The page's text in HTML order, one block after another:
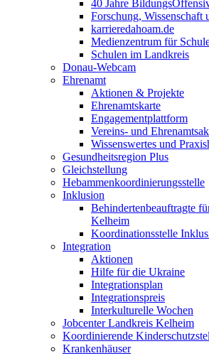
40 Jahre
Forschung, Wissenschaft
karrieredahoam.de
Medienzentrum für
Schulen im Landkreis
Donau-Webcam
Ehrenamt
Aktionen & Projekte
Ehrenamtskarte
Engagementplattform
Vereins- und
Wissenswertes und
Gesundheitsregion Plus
Gleichstellung
Hebammenkoordinierungsstelle
Inklusion
Behindertenbeauftragte
Kelheim
Koordinationsstelle
Integration
Aktionen
Hilfe für die Ukraine
Integrationsplan
Integrationspreis
Interkulturelle Wochen
Jobcenter Landkreis Kelheim
Koordinierende
Krankenhäuser